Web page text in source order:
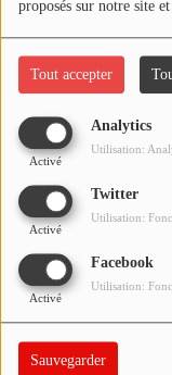
proposés sur notre site
Tout accepter
Analytics
Activé
Utilisation:
Twitter
Activé
Utilisation:
Facebook
Activé
Utilisation:
Sauvegarder
ANNONCEURS &
VOTRE PUBLICITÉ
LOCATION DE STUDIOS
ÉDUCATION AUX
L'INFORMATION
EN QUOI ÇA
ÉCOUTEZ LES
Il semble que la